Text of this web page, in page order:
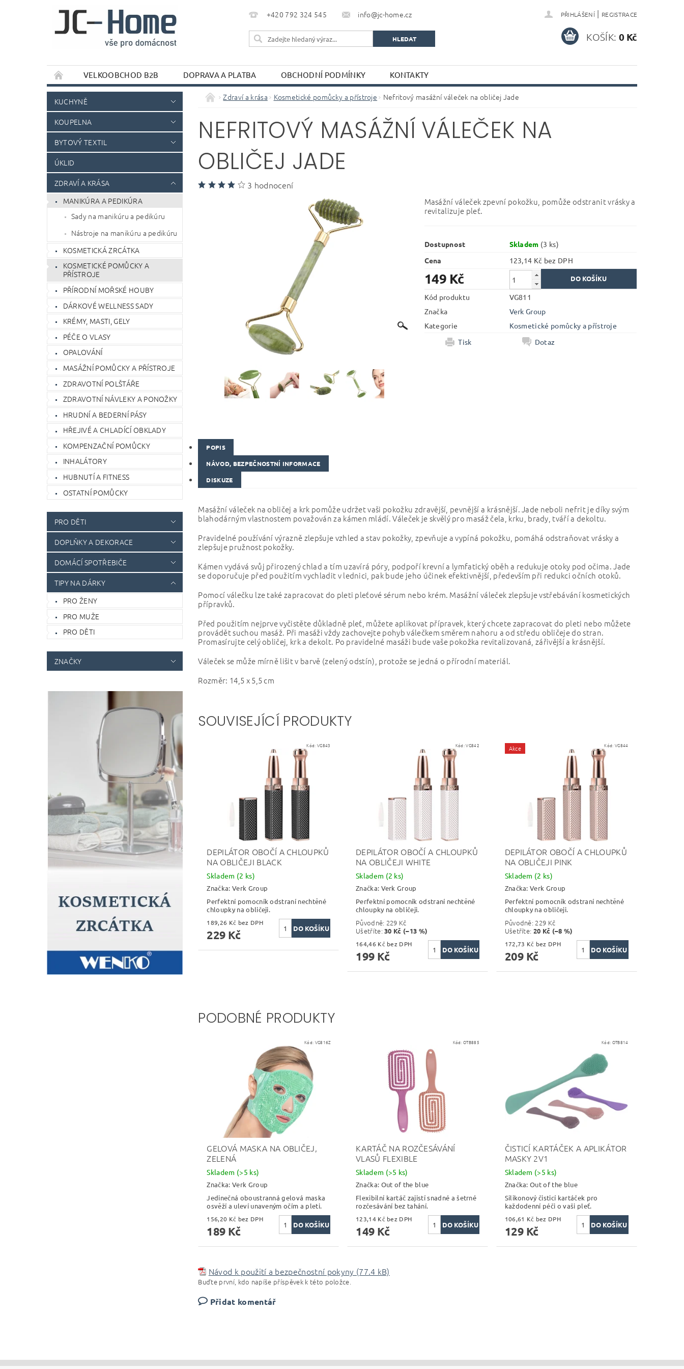
+420 792 324 545 info@jc-home.cz PŘIHLÁŠENÍ | REGISTRACE
KOŠÍK: 0 Kč
VELKOOBCHOD B2B DOPRAVA A PLATBA OBCHODNÍ PODMÍNKY KONTAKTY
KUCHYNĚ
KOUPELNA
BYTOVÝ TEXTIL
ÚKLID
ZDRAVÍ A KRÁSA
MANIKÚRA A PEDIKÚRA
Sady na manikúru a pedikúru
Nástroje na manikúru a pedikúru
KOSMETICKÁ ZRCÁTKA
KOSMETICKÉ POMŮCKY A
PŘÍSTROJE
PŘÍRODNÍ MOŘSKÉ HOUBY
DÁRKOVÉ WELLNESS SADY
KRÉMY, MASTI, GELY
PÉČE O VLASY
OPALOVÁNÍ
MASÁŽNÍ POMŮCKY A PŘÍSTROJE
ZDRAVOTNÍ POLŠTÁŘE
ZDRAVOTNÍ NÁVLEKY A PONOŽKY
HRUDNÍ A BEDERNÍ PÁSY
HŘEJIVÉ A CHLADÍCÍ OBKLADY
KOMPENZAČNÍ POMŮCKY
INHALÁTORY
HUBNUTÍ A FITNESS
OSTATNÍ POMŮCKY
PRO DĚTI
DOPLŇKY A DEKORACE
DOMÁCÍ SPOTŘEBIČE
TIPY NA DÁRKY
PRO ŽENY
PRO MUŽE
PRO DĚTI
ZNAČKY
Zdraví a krása Kosmetické pomůcky a přístroje Nefritový masážní váleček na obličej Jade
NEFRITOVÝ MASÁŽNÍ VÁLEČEK NA
OBLIČEJ JADE
3 hodnocení
Masážní váleček zpevní pokožku, pomůže odstranit vrásky a
revitalizuje pleť.
Dostupnost Skladem (3 ks)
Cena
123,14 Kč bez DPH
149 Kč
Kód produktu
VG811
Značka
Verk Group
Kategorie
Kosmetické pomůcky a přístroje
Tisk
Dotaz
POPIS
NÁVOD, BEZPEČNOSTNÍ INFORMACE
DISKUZE
Masážní váleček na obličej a krk pomůže udržet vaši pokožku zdravější, pevnější a krásnější. Jade neboli nefrit je díky svým
blahodárným vlastnostem považován za kámen mládí. Váleček je skvělý pro masáž čela, krku, brady, tváří a dekoltu.
Pravidelné používání výrazně zlepšuje vzhled a stav pokožky, zpevňuje a vypíná pokožku, pomáhá odstraňovat vrásky a
zlepšuje pružnost pokožky.
Kámen vydává svůj přirozený chlad a tím uzavírá póry, podpoří krevní a lymfatický oběh a redukuje otoky pod očima. Jade
se doporučuje před použitím vychladit v lednici, pak bude jeho účinek efektivnější, především při redukci očních otoků.
Pomocí válečku lze také zapracovat do pleti pleťové sérum nebo krém. Masážní váleček zlepšuje vstřebávání kosmetických
přípravků.
Před použitím nejprve vyčistěte důkladně pleť, můžete aplikovat přípravek, který chcete zapracovat do pleti nebo můžete
provádět suchou masáž. Při masáži vždy zachovejte pohyb válečkem směrem nahoru a od středu obličeje do stran.
Promasírujte celý obličej, krk a dekolt. Po pravidelné masáži bude vaše pokožka revitalizovaná, zářivější a krásnější.
Váleček se může mírně lišit v barvě (zelený odstín), protože se jedná o přírodní materiál.
Rozměr: 14,5 x 5,5 cm
SOUVISEJÍCÍ PRODUKTY
Kód: VG843
DEPILÁTOR OBOČÍ A CHLOUPKŮ
NA OBLIČEJI BLACK
Skladem (2 ks)
Značka: Verk Group
Perfektní pomocník odstraní nechtěné
chloupky na obličeji.
189,26 Kč bez DPH
229 Kč
Kód:VG842
DEPILÁTOR OBOČÍ A CHLOUPKŮ
NA OBLIČEJI WHITE
Skladem (2 ks)
Značka: Verk Group
Perfektní pomocník odstraní nechtěné
chloupky na obličeji.
Původně: 229 Kč
Ušetříte:30 Kč (–13 %)
164,46 Kč bez DPH
199 Kč
Akce Kód:VG844
DEPILÁTOR OBOČÍ A CHLOUPKŮ
NA OBLIČEJI PINK
Skladem (2 ks)
Značka:Verk Group
Perfektní pomocník odstraní nechtěné
chloupky na obličeji.
Původně: 229 Kč
Ušetříte: 20 Kč (–8 %)
172,73 Kč bez DPH
209 Kč
PODOBNÉ PRODUKTY
Kód: VG816Z
GELOVÁ MASKA NA OBLIČEJ,
ZELENÁ
Skladem (>5 ks)
Značka: Verk Group
Jedinečná oboustranná gelová maska
osvěží a uleví unaveným očím a pleti.
156,20 Kč bez DPH
189 Kč
Kód:OTB885
KARTÁČ NA ROZČESÁVÁNÍ
VLASŮ FLEXIBLE
Skladem (>5 ks)
Značka: Out of the blue
Flexibilní kartáč zajistí snadné a šetrné
rozčesávání bez tahání.
123,14 Kč bez DPH
149 Kč
Kód: OTB814
ČISTICÍ KARTÁČEK A APLIKÁTOR
MASKY 2V1
Skladem (>5 ks)
Značka:Out of the blue
Silikonový čisticí kartáček pro
každodenní péči o vaši pleť.
106,61 Kč bez DPH
129 Kč
Návod k použití a bezpečnostní pokyny (77.4 kB)
Buďte první, kdo napíše příspěvek k této položce.
Přidat komentář